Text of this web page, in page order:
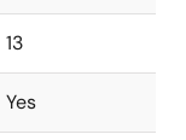
13
Yes